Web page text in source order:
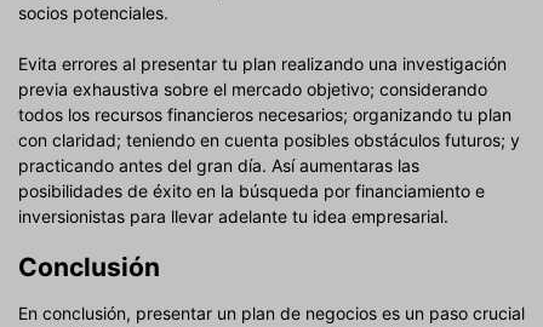
socios potenciales.
Evita errores al presentar tu plan realizando una investigación
previa exhaustiva sobre el mercado objetivo; considerando
todos los recursos financieros necesarios; organizando tu plan
con claridad; teniendo en cuenta posibles obstáculos futuros; y
practicando antes del gran día. Así aumentaras las
posibilidades de éxito en la búsqueda por financiamiento e
inversionistas para llevar adelante tu idea empresarial.
Conclusión
En conclusión, presentar un plan de negocios es un paso crucial